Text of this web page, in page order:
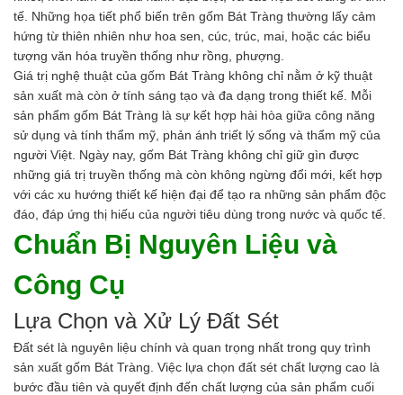
Tẩy Rửa Diệt Khuẩn
Ngành Thực Phẩm
Ngành Nông Nghiệp
Ngành Thủy Sản
Ngành Môi Trường
Ngành Nhựa
Ngành Xây Dựng
Ngành Cao Su
Ngành Xi Mạ
Ngành Thủy Tinh
Ngành Dệt Nhuộm
Ngành Sơn
Ngành In Ấn Bao Bì
Ngành Gỗ
Ngành Mỹ Phẩm
Ngành Hóa Dầu
Ngành Giấy
Liên hệ
Tuyển dụng
tế. Những họa tiết phổ biến trên gốm Bát Tràng thường lấy cảm
hứng từ thiên nhiên như hoa sen, cúc, trúc, mai, hoặc các biểu
tượng văn hóa truyền thống như rồng, phượng.
Giá trị nghệ thuật của gốm Bát Tràng không chỉ nằm ở kỹ thuật
sản xuất mà còn ở tính sáng tạo và đa dạng trong thiết kế. Mỗi
sản phẩm gốm Bát Tràng là sự kết hợp hài hòa giữa công năng
sử dụng và tính thẩm mỹ, phản ánh triết lý sống và thẩm mỹ của
người Việt. Ngày nay, gốm Bát Tràng không chỉ giữ gìn được
những giá trị truyền thống mà còn không ngừng đổi mới, kết hợp
với các xu hướng thiết kế hiện đại để tạo ra những sản phẩm độc
đáo, đáp ứng thị hiếu của người tiêu dùng trong nước và quốc tế.
Chuẩn Bị Nguyên Liệu và
Công Cụ
Lựa Chọn và Xử Lý Đất Sét
Đất sét là nguyên liệu chính và quan trọng nhất trong quy trình
sản xuất gốm Bát Tràng. Việc lựa chọn đất sét chất lượng cao là
bước đầu tiên và quyết định đến chất lượng của sản phẩm cuối